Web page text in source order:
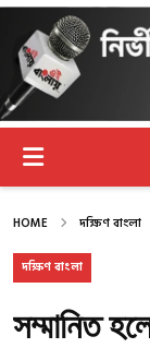
HOME দক্ষিণ বাংলা
দক্ষিণ বাংলা
সম্মানিত